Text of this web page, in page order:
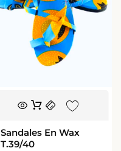
Sandales En Wax
T.39/40